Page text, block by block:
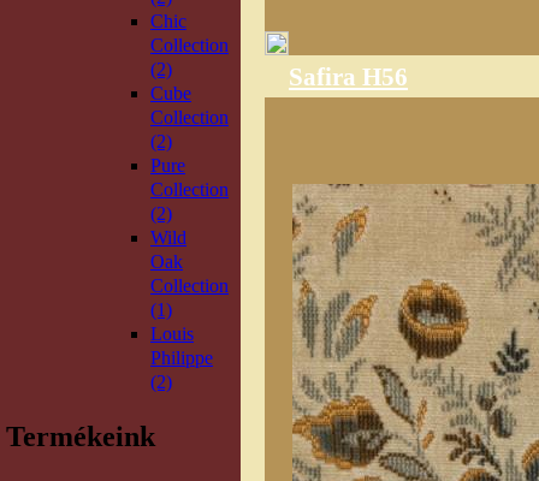
Chic
Collection
(2)
Cube
Collection
(2)
Pure
Collection
(2)
Wild
Oak
Collection
(1)
Louis
Philippe
(2)
Termékeink
Safira H56